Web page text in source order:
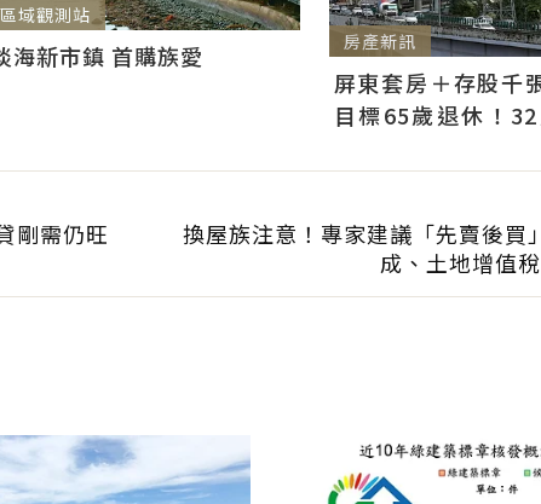
區域觀測站
海新市鎮 首購族愛 房產新訊
屏東套房＋存股千
目標65歲退休！
剛需仍旺
換屋族注意！專家建議「先賣後買
成、土地增值